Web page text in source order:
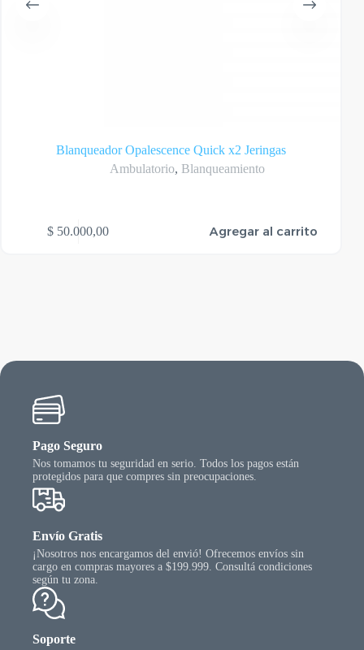
Blanqueador Opalescence Quick x2 Jeringas
Ambulatorio, Blanqueamiento
$ 50.000,00 Agregar al carrito
Pago Seguro
Nos tomamos tu seguridad en serio. Todos los pagos están
protegidos para que compres sin preocupaciones.
Envío Gratis
¡Nosotros nos encargamos del envió! Ofrecemos envíos sin
cargo en compras mayores a $199.999. Consultá condiciones
según tu zona.
Soporte